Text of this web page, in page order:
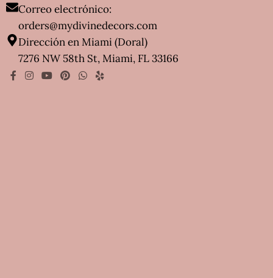
Correo electrónico:
orders@mydivinedecors.com
Dirección en Miami (Doral)
7276 NW 58th St, Miami, FL 33166